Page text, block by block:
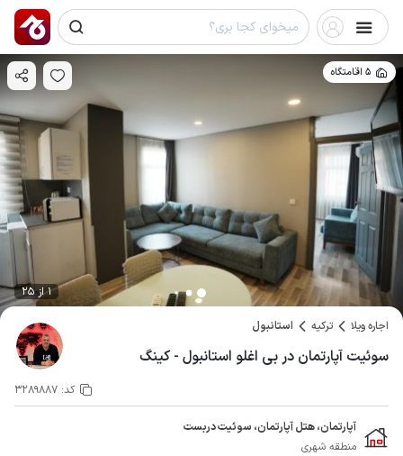
5 اقامتگاه
1 از 25
اجاره ویلا ترکیه استانبول
سوئیت آپارتمان در بی اغلو استانبول - کینگ
کد: 3289887
آپارتمان، هتل آپارتمان، سوئیت دربست
منطقه شهری